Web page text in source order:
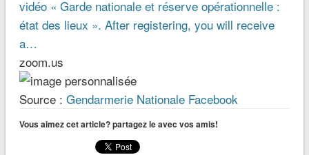
vidéo « Garde nationale et réserve opérationnelle :
état des lieux ». After registering, you will receive
a…
zoom.us
Source : Gendarmerie Nationale Facebook
Vous aimez cet article? partagez le avec vos amis!